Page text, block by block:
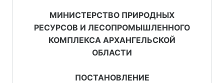
МИНИСТЕРСТВО ПРИРОДНЫХ
РЕСУРСОВ И ЛЕСОПРОМЫШЛЕННОГО
КОМПЛЕКСА АРХАНГЕЛЬСКОЙ
ОБЛАСТИ
ПОСТАНОВЛЕНИЕ